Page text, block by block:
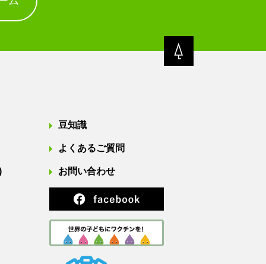
豆知識
よくあるご質問
お問い合わせ